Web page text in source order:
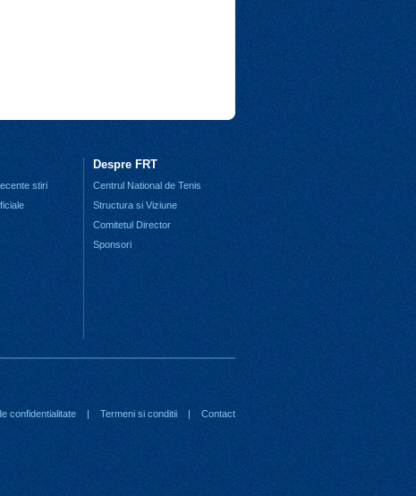
stiri
Despre FRT
Centrul National de Tenis
Structura si Viziune
Comitetul Director
Sponsori
Contact
|
Termeni si conditii
|
confidentialitate